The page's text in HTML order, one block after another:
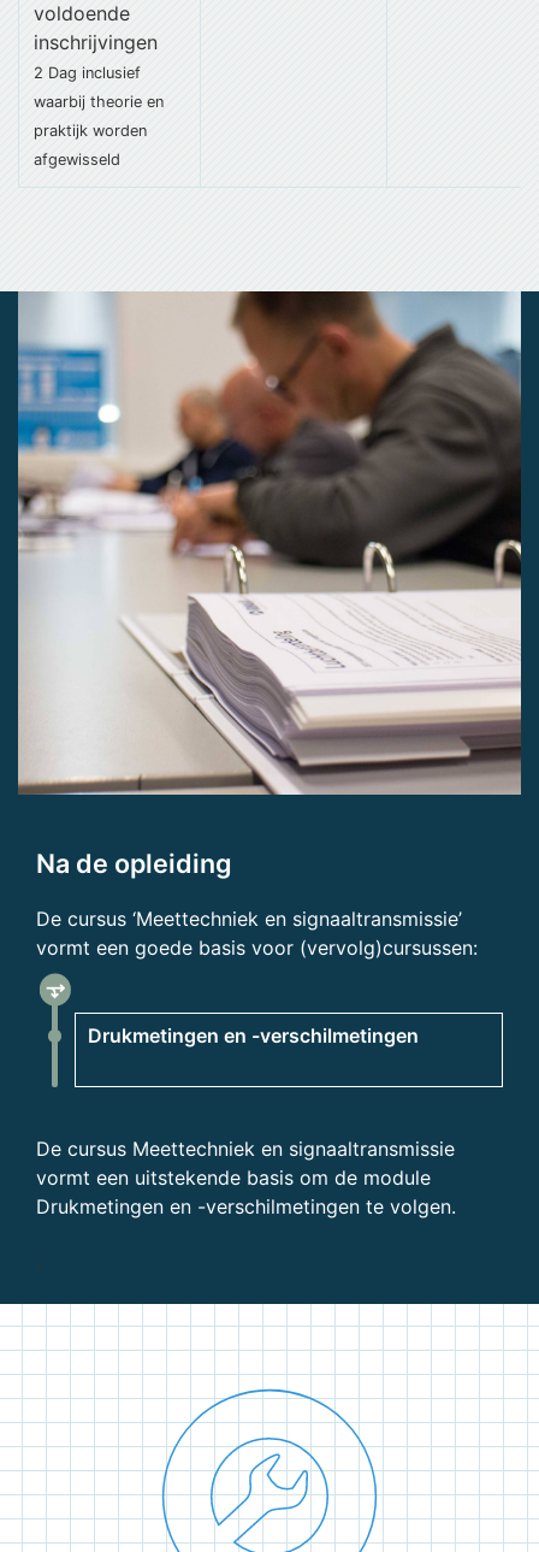
voldoende
inschrijvingen
2 Dag inclusief
waarbij theorie en
praktijk worden
afgewisseld
Na de opleiding
De cursus ‘Meettechniek en signaaltransmissie’
vormt een goede basis voor (vervolg)cursussen:
Drukmetingen en -verschilmetingen
fork_right
De cursus Meettechniek en signaaltransmissie
vormt een uitstekende basis om de module
Drukmetingen en -verschilmetingen te volgen.
;